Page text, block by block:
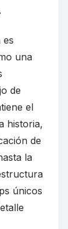
es
una
de
el
historia,
de
la
únicos